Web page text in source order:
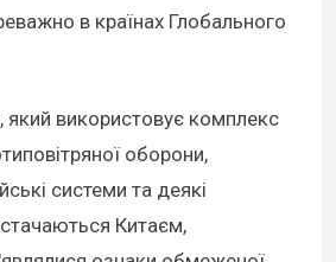
в країнах Глобального
який використовує комплекс
оборони,
системи та деякі
Китаєм,